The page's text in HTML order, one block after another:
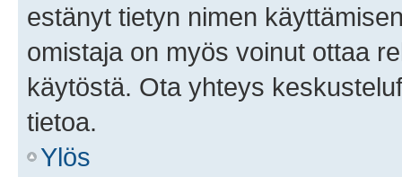
estänyt tietyn nimen
omistaja on myös voinut ottaa
käytöstä. Ota yhteys
tietoa.
Ylös